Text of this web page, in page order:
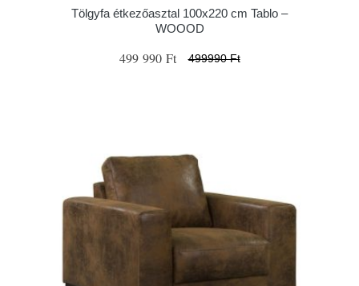
Tölgyfa étkezőasztal 100x220 cm Tablo –
WOOOD
499 990 Ft 499990 Ft